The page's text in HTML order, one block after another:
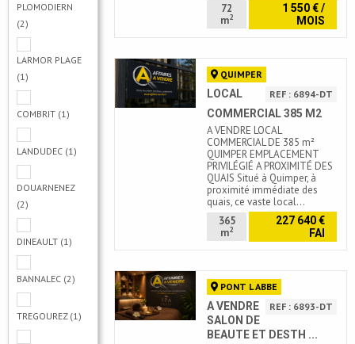
72
m2
1 550 € /
MOIS
QUIMPER
REF : 6894-DT
LOCAL
COMMERCIAL 385 M2
A VENDRE LOCAL
COMMERCIAL DE 385 m²
QUIMPER EMPLACEMENT
PRIVILÉGIÉ A PROXIMITÉ DES
QUAIS Situé à Quimper, à
proximité immédiate des
quais, ce vaste local…
365
m2
227 640 €
FAI
PONT L ABBE
REF : 6893-DT
A VENDRE
SALON DE
BEAUTE ET DESTH ...
PLOMODIERN
(2)
LARMOR PLAGE
(1)
COMBRIT (1)
LANDUDEC (1)
DOUARNENEZ
(2)
DINEAULT (1)
BANNALEC (2)
TREGOUREZ (1)